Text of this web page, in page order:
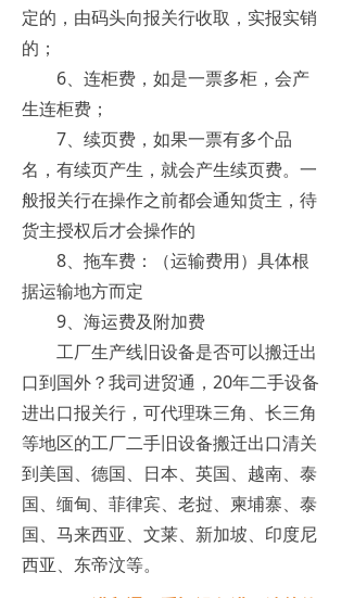
定的，由码头向报关行收取，实报实销
的；
6、连柜费，如是一票多柜，会产
生连柜费；
7、续页费，如果一票有多个品
名，有续页产生，就会产生续页费。一
般报关行在操作之前都会通知货主，待
货主授权后才会操作的
8、拖车费：（运输费用）具体根
据运输地方而定
9、海运费及附加费
工厂生产线旧设备是否可以搬迁出
口到国外？我司进贸通，20年二手设备
进出口报关行，可代理珠三角、长三角
等地区的工厂二手旧设备搬迁出口清关
到美国、德国、日本、英国、越南、泰
国、缅甸、菲律宾、老挝、柬埔寨、泰
国、马来西亚、文莱、新加坡、印度尼
西亚、东帝汶等。